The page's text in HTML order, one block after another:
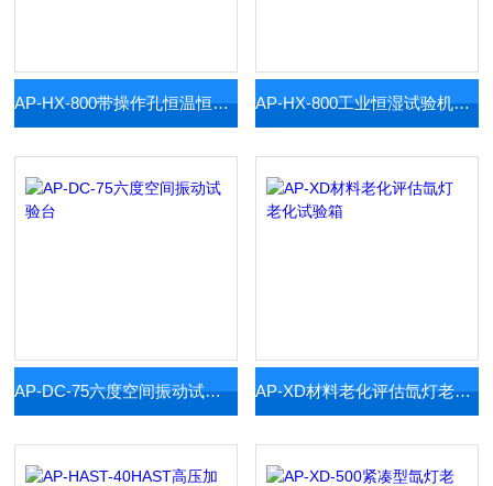
AP-HX-800带操作孔恒温恒湿试验箱 AP-HX-800工业恒湿试验机定制
AP-DC-75六度空间振动试验台 AP-XD材料老化评估氙灯老化试验箱